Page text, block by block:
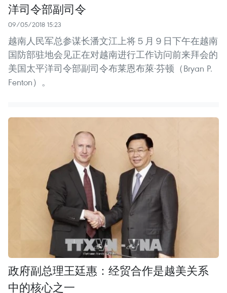
洋司令部副司令
09/05/2018 15:23
越南人民军总参谋长潘文江上将５月９日下午在越南
国防部驻地会见正在对越南进行工作访问前来拜会的
美国太平洋司令部副司令布莱恩布萊·芬顿（Bryan P.
Fenton）。
政府副总理王廷惠：经贸合作是越美关系
中的核心之一